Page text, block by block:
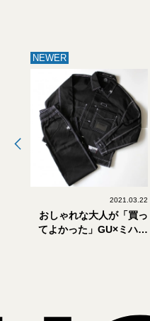
NEWER
2021.03.22
おしゃれな大人が「買っ
てよかった」GU×ミハラ